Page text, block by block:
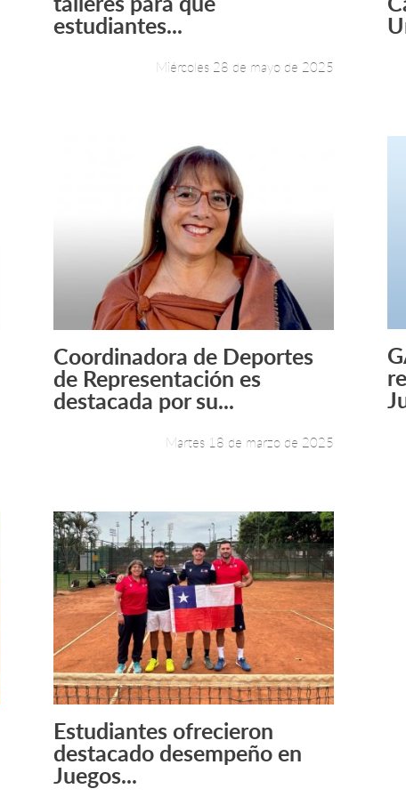
estudiantes...
Miércoles 28 de mayo de 2025
Leer más +
Coordinadora de Deportes
de Representación es
destacada por su...
Martes 18 de marzo de 2025
Leer más +
Estudiantes ofrecieron
destacado desempeño en
Juegos...